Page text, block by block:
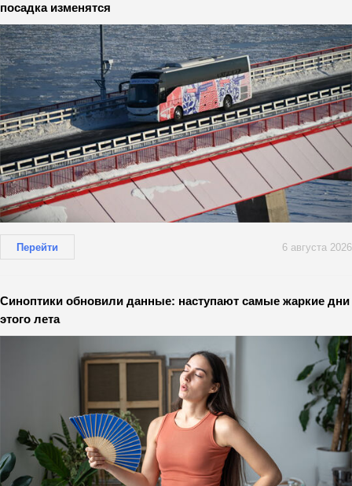
посадка изменятся
Перейти 6 августа 2026
Синоптики обновили данные: наступают самые жаркие дни
этого лета